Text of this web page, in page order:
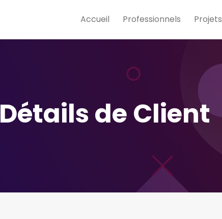
Accueil Professionnels Projets
Détails de Client